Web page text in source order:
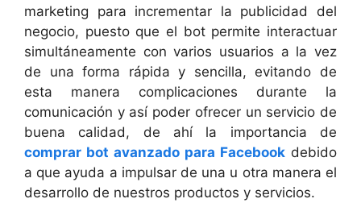
marketing para incrementar la publicidad del
negocio, puesto que el bot permite interactuar
simultáneamente con varios usuarios a la vez
de una forma rápida y sencilla, evitando de
esta manera complicaciones durante la
comunicación y así poder ofrecer un servicio de
buena calidad, de ahí la importancia de
comprar bot avanzado para Facebook debido
a que ayuda a impulsar de una u otra manera el
desarrollo de nuestros productos y servicios.